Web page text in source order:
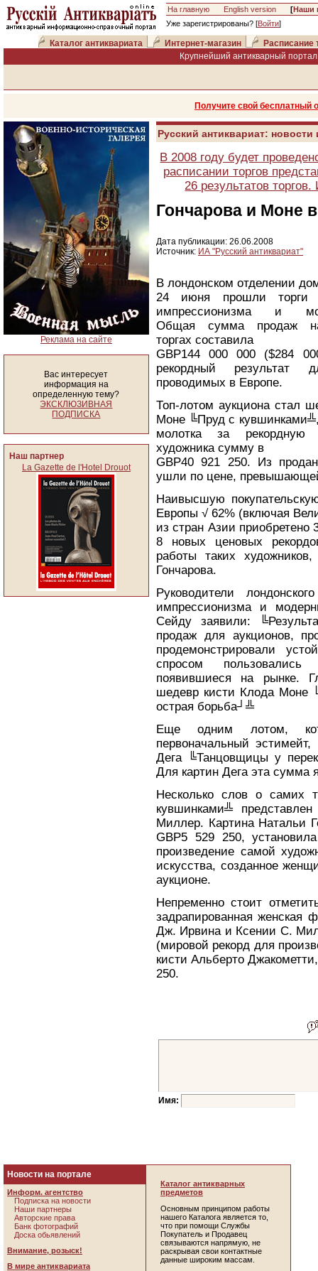
На главную English version [Наши
Уже зарегистрированы? [Войти]
Каталог антиквариата Интернет-магазин
Расписание
Крупнейший антикварный
Получите свой
Реклама на сайте
Вас интересует
информация на
определенную тему?
ЭКСКЛЮЗИВНАЯ
ПОДПИСКА
Наш партнер
La Gazette de l'Hotel Drouot
Русский антиквариат:
В 2008 году будет
расписании торгов
26 результатов
Гончарова и Моне
Дата публикации: 26.06.2008
Источник: ИА "Русский антиквариат"
В лондонском отделении
24 июня прошли торги
импрессионизма и
Общая сумма продаж
торгах составила
GBP144 000 000 ($284
рекордный результат
проводимых в Европе.
Топ-лотом аукциона стал
Моне ╚Пруд с
молотка за рекордную
художника сумму в
GBP40 921 250. Из
ушли по цене,
Наивысшую
Европы √ 62% (включая
из стран Азии приобретено
8 новых ценовых
работы таких
Гончарова.
Руководители
импрессионизма и
Сейду заявили:
продаж для аукционов,
продемонстрировали
спросом
появившиеся на рынке.
шедевр кисти Клода Моне
острая борьба┘╩
Еще одним лотом,
первоначальный
Дега ╚Танцовщицы у
Для картин Дега эта сумма
Несколько слов о самих
кувшинками╩
Миллер. Картина Натальи
GBP5 529 250,
произведение самой
искусства, созданное
аукционе.
Непременно стоит
задрапированная женская
Дж. Ирвина и Ксении С.
(мировой рекорд для
кисти Альберто
250.
Имя:
Новости на портале
Информ. агентство
Подписка на новости
Наши партнеры
Авторские права
Банк фотографий
Доска обьявлений
Внимание, розыск!
В мире антиквариата
Каталог антикварных
предметов
Основным принципом работы
нашего Каталога является то,
что при помощи Службы
Покупатель и Продавец
связываются напрямую, не
раскрывая свои контактные
данные широким массам.